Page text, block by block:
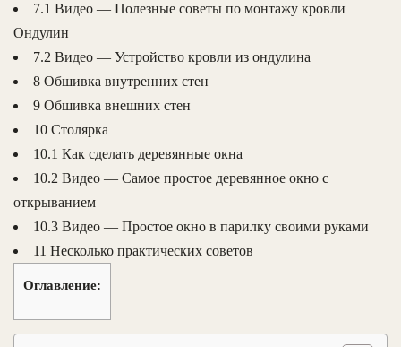
7.1 Видео — Полезные советы по монтажу кровли
Ондулин
7.2 Видео — Устройство кровли из ондулина
8 Обшивка внутренних стен
9 Обшивка внешних стен
10 Столярка
10.1 Как сделать деревянные окна
10.2 Видео — Самое простое деревянное окно с
открыванием
10.3 Видео — Простое окно в парилку своими руками
11 Несколько практических советов
Оглавление: